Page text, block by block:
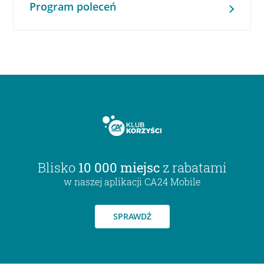
Program poleceń
Blisko 10 000 miejsc z rabatami
w naszej aplikacji CA24 Mobile
SPRAWDŹ